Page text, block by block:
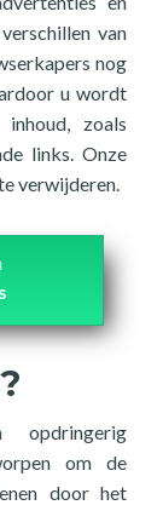
van
nog
u wordt
zoals
links. Onze
verwijderen.
om de
door het